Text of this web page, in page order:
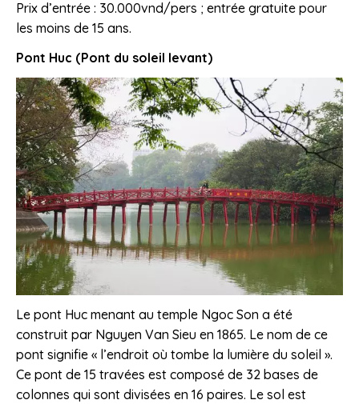
Prix d’entrée : 30.000vnd/pers ; entrée gratuite pour
les moins de 15 ans.
Pont Huc (Pont du soleil levant)
Le pont Huc menant au temple Ngoc Son a été
construit par Nguyen Van Sieu en 1865. Le nom de ce
pont signifie « l’endroit où tombe la lumière du soleil ».
Ce pont de 15 travées est composé de 32 bases de
colonnes qui sont divisées en 16 paires. Le sol est